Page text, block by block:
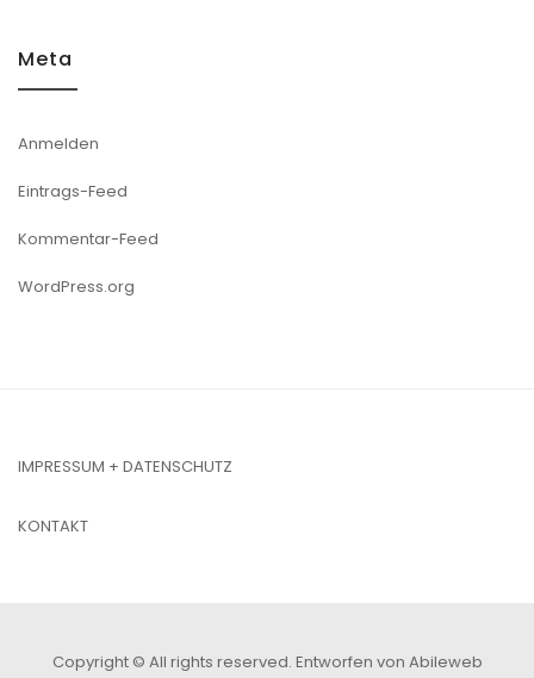
Meta
Anmelden
Eintrags-Feed
Kommentar-Feed
WordPress.org
IMPRESSUM + DATENSCHUTZ
KONTAKT
Copyright © All rights reserved. Entworfen von Abileweb